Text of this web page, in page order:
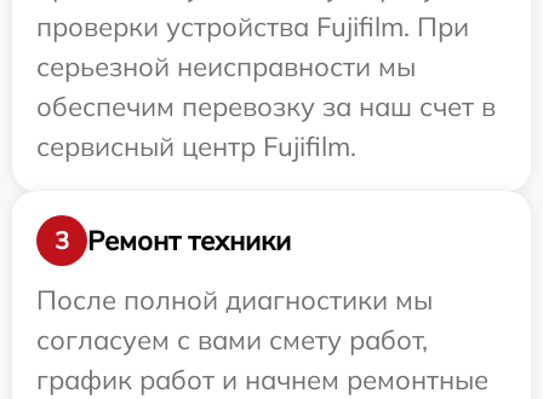
проверки устройства Fujifilm. При
серьезной неисправности мы
обеспечим перевозку за наш счет в
сервисный центр Fujifilm.
3
Ремонт техники
После полной диагностики мы
согласуем с вами смету работ,
график работ и начнем ремонтные